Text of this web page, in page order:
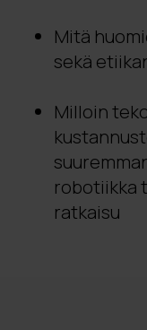
Mitä
sekä
Milloin
robotiikka
ratkaisu